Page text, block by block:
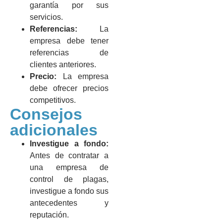
garantía por sus
servicios.
Referencias: La
empresa debe tener
referencias de
clientes anteriores.
Precio: La empresa
debe ofrecer precios
competitivos.
Consejos
adicionales
Investigue a fondo:
Antes de contratar a
una empresa de
control de plagas,
investigue a fondo sus
antecedentes y
reputación.